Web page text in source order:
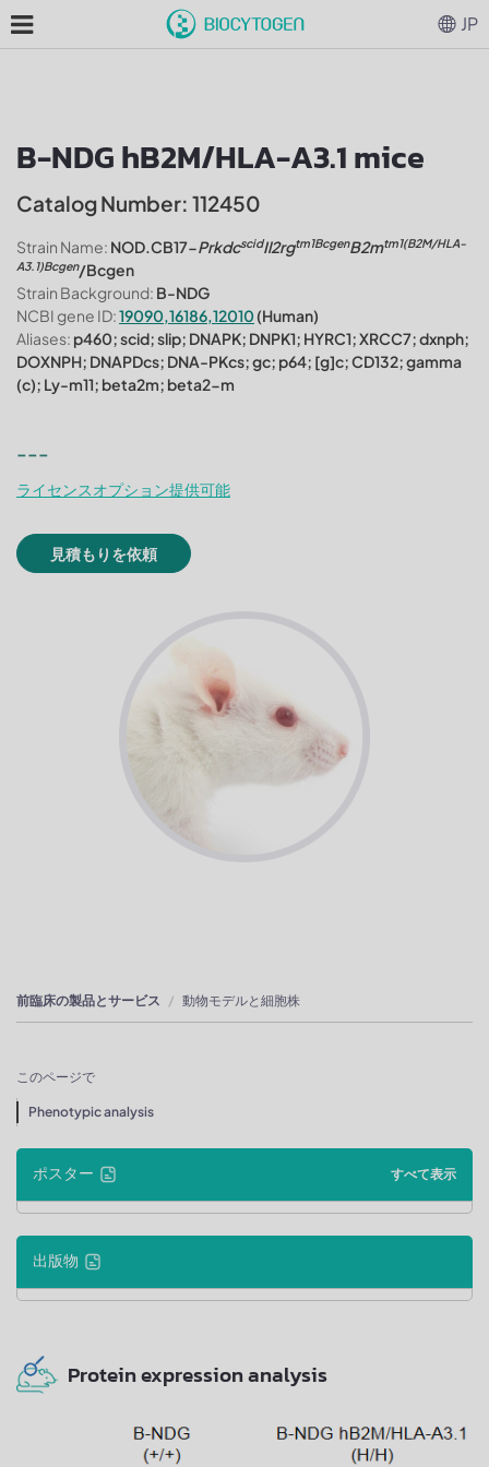
B-NDG hB2M/HLA-A3.1 mice
Catalog Number: 112450
Strain Name: NOD.CB17-PrkdcscidIl2rgtm1BcgenB2mtm1(B2M/HLA-
A3.1)Bcgen/Bcgen
Strain Background: B-NDG
NCBI gene ID:19090,16186,12010(Human)
Aliases: p460; scid; slip; DNAPK; DNPK1; HYRC1; XRCC7; dxnph;
DOXNPH; DNAPDcs; DNA-PKcs; gc; p64; [g]c; CD132; gamma
(c); Ly-m11; beta2m; beta2-m
---
ライセンスオプション提供可能
見積もりを依頼
前臨床の製品とサービス 動物モデルと細胞株
このページで
Phenotypic analysis
ポスター すべて表示
出版物
Protein expression analysis
JP